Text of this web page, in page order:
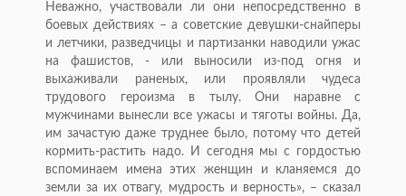
Неважно, участвовали ли они непосредственно в
боевых действиях – а советские девушки-снайперы
и летчики, разведчицы и партизанки наводили ужас
на фашистов, - или выносили из-под огня и
выхаживали раненых, или проявляли чудеса
трудового героизма в тылу. Они наравне с
мужчинами вынесли все ужасы и тяготы войны. Да,
им зачастую даже труднее было, потому что детей
кормить-растить надо. И сегодня мы с гордостью
вспоминаем имена этих женщин и кланяемся до
земли за их отвагу, мудрость и верность», – сказал